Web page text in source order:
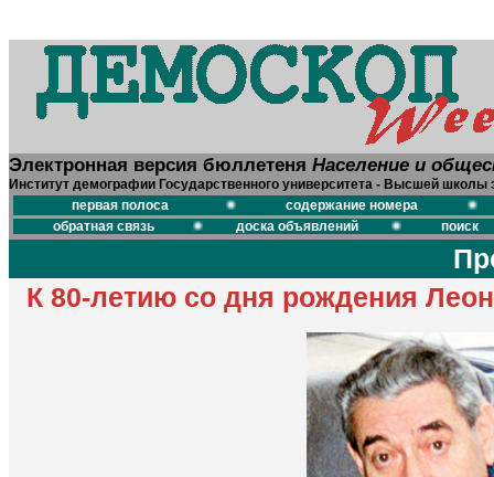
Электронная версия бюллетеня Население и
Институт демографии Государственного университета - Высшей школы
первая полоса
содержание номера
обратная связь
доска объявлений поиск
К 80-летию со дня рождения